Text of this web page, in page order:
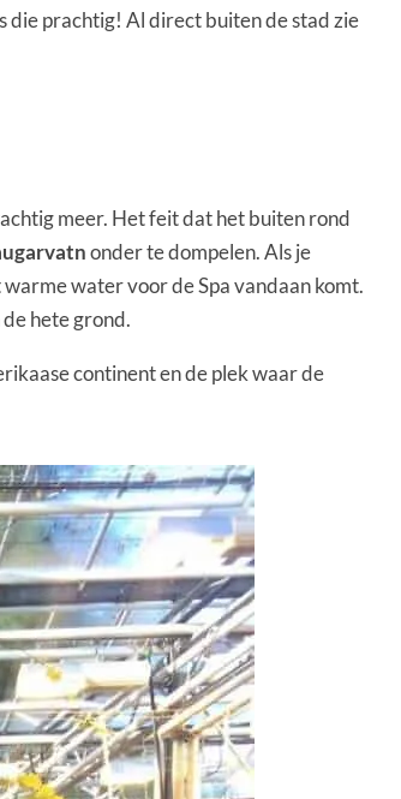
die prachtig! Al direct buiten de stad zie
meer. Het feit dat het buiten rond
onder te dompelen. Als je
water voor de Spa vandaan komt.
hete grond.
continent en de plek waar de